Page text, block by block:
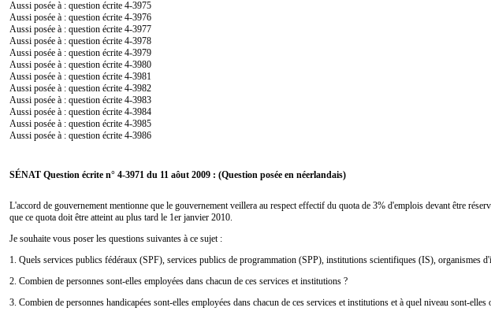
Aussi posée à : question écrite 4-3975
Aussi posée à : question écrite 4-3976
Aussi posée à : question écrite 4-3977
Aussi posée à : question écrite 4-3978
Aussi posée à : question écrite 4-3979
Aussi posée à : question écrite 4-3980
Aussi posée à : question écrite 4-3981
Aussi posée à : question écrite 4-3982
Aussi posée à : question écrite 4-3983
Aussi posée à : question écrite 4-3984
Aussi posée à : question écrite 4-3985
Aussi posée à : question écrite 4-3986
SÉNAT Question écrite n° 4-3971 du 11 aôut 2009 : (Question posée en néerlandais)
L'accord de gouvernement mentionne que le gouvernement veillera au respect effectif du quota de 3% d'emplois devant être
que ce quota doit être atteint au plus tard le 1er janvier 2010.
Je souhaite vous poser les questions suivantes à ce sujet :
1. Quels services publics fédéraux (SPF), services publics de programmation (SPP), institutions scientifiques (IS),
2. Combien de personnes sont-elles employées dans chacun de ces services et institutions ?
3. Combien de personnes handicapées sont-elles employées dans chacun de ces services et institutions et à quel niveau sont-elles